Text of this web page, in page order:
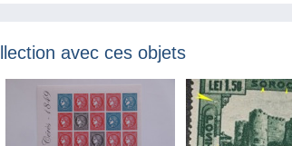
avec ces objets